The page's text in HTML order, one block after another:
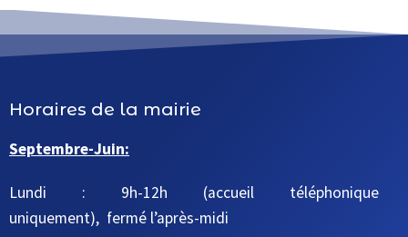
Horaires de la mairie
Septembre-Juin:
Lundi : 9h-12h (accueil téléphonique
uniquement), fermé l’après-midi